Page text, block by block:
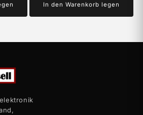
In den Warenkorb legen